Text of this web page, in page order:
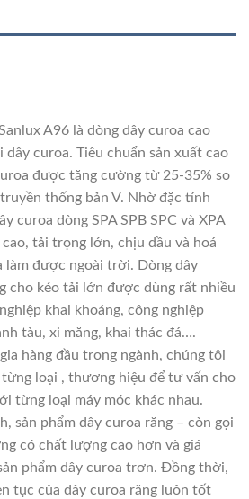
A96 là dòng dây curoa cao
curoa. Tiêu chuẩn sản xuất cao
được tăng cường từ 25-35% so
thống bản V. Nhờ đặc tính
curoa dòng SPA SPB SPC và XPA
tải trọng lớn, chịu dầu và hoá
làm được ngoài trời. Dòng dây
cho kéo tải lớn được dùng rất nhiều
khai khoáng, công nghiệp
tàu, xi măng, khai thác đá….
hàng đầu trong ngành, chúng tôi
loại , thương hiệu để tư vấn cho
từng loại máy móc khác nhau.
sản phẩm dây curoa răng – còn gọi
có chất lượng cao hơn và giá
phẩm dây curoa trơn. Đồng thời,
tục của dây curoa răng luôn tốt